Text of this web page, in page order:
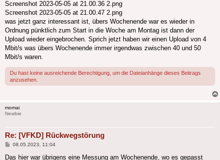
Screenshot 2023-05-05 at 21.00.36 2.png
Screenshot 2023-05-05 at 21.00.47 2.png
was jetzt ganz interessant ist, übers Wochenende war es wieder in
Ordnung pünktlich zum Start in die Woche am Montag ist dann der
Upload wieder eingebrochen. Sprich jetzt haben wir einen Upload von 4
Mbit/s was übers Wochenende immer irgendwas zwischen 40 und 50
Mbit/s waren.
Du hast keine ausreichende Berechtigung, um die Dateianhänge dieses Beitrags
anzusehen.
momai
Newbie
Re: [VFKD] Rückwegstörung
Beitrag
08.05.2023, 11:04
Das hier war übrigens eine Messung am Wochenende, wo es gepasst